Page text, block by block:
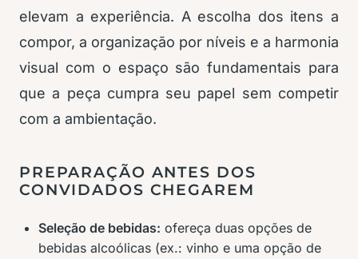
elevam a experiência. A escolha dos itens a
compor, a organização por níveis e a harmonia
visual com o espaço são fundamentais para
que a peça cumpra seu papel sem competir
com a ambientação.
PREPARAÇÃO ANTES DOS
CONVIDADOS CHEGAREM
Seleção de bebidas: ofereça duas opções de
bebidas alcoólicas (ex.: vinho e uma opção de